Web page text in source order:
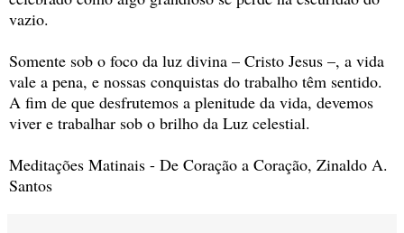
vazio.
Somente sob o foco da luz divina – Cristo Jesus –, a vida
vale a pena, e nossas conquistas do trabalho têm sentido.
A fim de que desfrutemos a plenitude da vida, devemos
viver e trabalhar sob o brilho da Luz celestial.
Meditações Matinais - De Coração a Coração, Zinaldo A.
Santos